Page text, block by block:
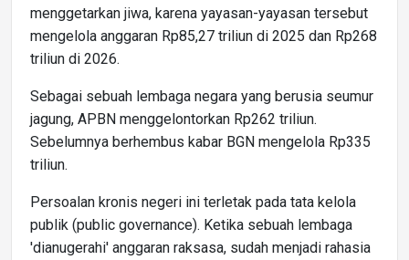
menggetarkan jiwa, karena yayasan-yayasan tersebut
mengelola anggaran Rp85,27 triliun di 2025 dan Rp268
triliun di 2026.
Sebagai sebuah lembaga negara yang berusia seumur
jagung, APBN menggelontorkan Rp262 triliun.
Sebelumnya berhembus kabar BGN mengelola Rp335
triliun.
Persoalan kronis negeri ini terletak pada tata kelola
publik (public governance). Ketika sebuah lembaga
'dianugerahi' anggaran raksasa, sudah menjadi rahasia